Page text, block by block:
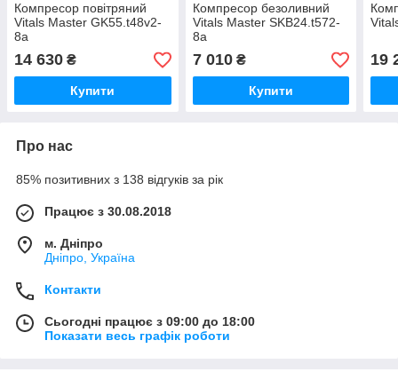
Компресор повітряний
Vitals Master GK55.t48v2-
8a
14 630 ₴
Купити
Компресор безоливний
Vitals Master SKB24.t572-
8a
7 010₴
Купити
19
Про нас
85% позитивних з 138 відгуків за рік
Працює з 30.08.2018
м. Дніпро
Дніпро, Україна
Контакти
Сьогодні працює з 09:00 до 18:00
Показати весь графік роботи